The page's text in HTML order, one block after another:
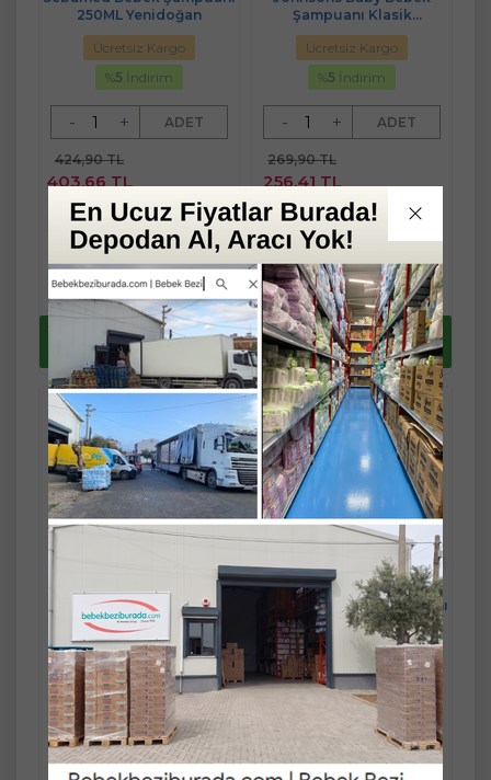
250ML Yenidoğan
Ücretsiz Kargo
%5 İndirim
- + ADET
424,90 TL
403,66 TL
Fast/Eft %3
indirimli
424,90 TL
391,55 TL
Sepete
Ekle
Yaz Fırsatlarını
kaçırma !
Şampuanı Klasik
750ML+200ML Hediye
Ücretsiz Kargo
%5 İndirim
- + ADET
269,90 TL
256,41 TL
Fast/Eft %3
indirimli
269,90 TL
248,71 TL
Sepete
Ekle
Yaz Fırsatlarını
kaçırma !
Johnsons Baby Vücut
Şampuanı 500ML
Ücretsiz Kargo
%5İndirim
Sınırlı Stok
- + ADET
Sebamed Bebek Şampuanı
500ML Pompalı
Ücretsiz Kargo
%5İndirim
+ ADET